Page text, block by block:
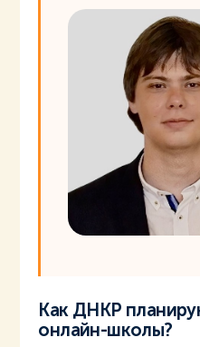
Как ДНКР
онлайн-школы?